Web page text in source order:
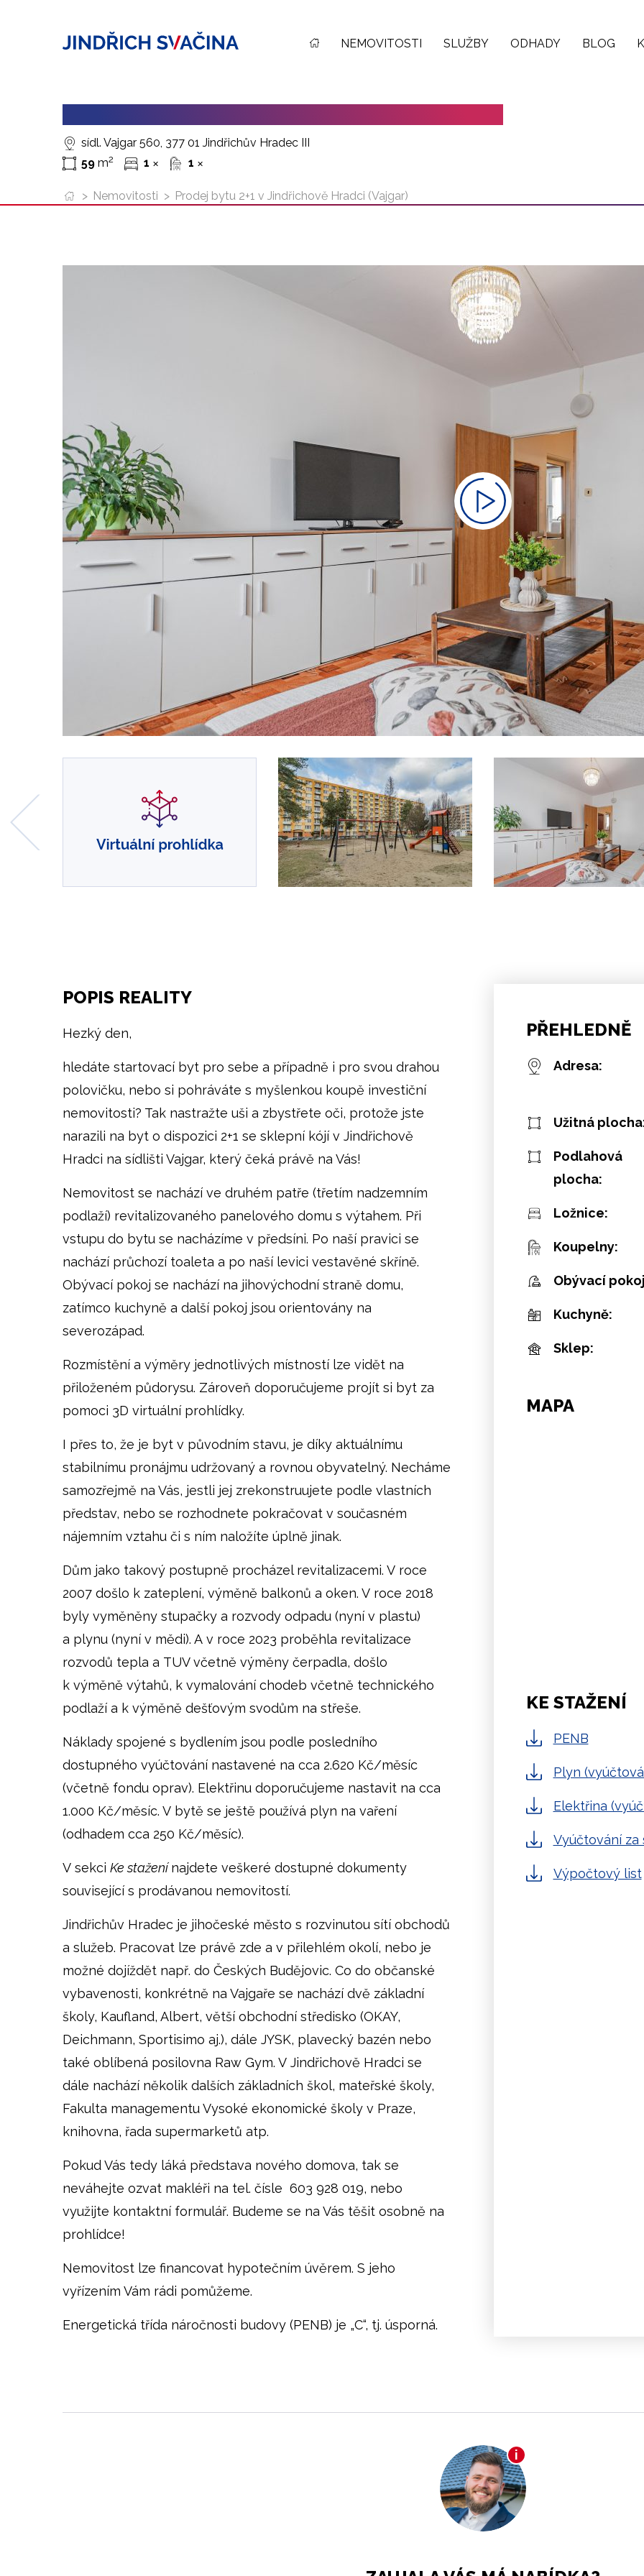
NEMOVITOSTI SLUŽBY ODHADY BLOG
sídl. Vajgar 560, 377 01 Jindřichův Hradec III
59 m2 1 ✕ 1 ✕
> Nemovitosti > Prodej bytu 2+1 v Jindřichově Hradci (Vajgar)
POPIS REALITY
Hezký den,
hledáte startovací byt pro sebe a případně i pro svou drahou
polovičku, nebo si pohráváte s myšlenkou koupě investiční
nemovitosti? Tak nastražte uši a zbystřete oči, protože jste
narazili na byt o dispozici 2+1 se sklepní kójí v Jindřichově
Hradci na sídlišti Vajgar, který čeká právě na Vás!
Nemovitost se nachází ve druhém patře (třetím nadzemním
podlaží) revitalizovaného panelového domu s výtahem. Při
vstupu do bytu se nacházíme v předsíni. Po naší pravici se
nachází průchozí toaleta a po naší levici vestavěné skříně.
Obývací pokoj se nachází na jihovýchodní straně domu,
zatímco kuchyně a další pokoj jsou orientovány na
severozápad.
Rozmístění a výměry jednotlivých místností lze vidět na
přiloženém půdorysu. Zároveň doporučujeme projít si byt za
pomoci 3D virtuální prohlídky.
I přes to, že je byt v původním stavu, je díky aktuálnímu
stabilnímu pronájmu udržovaný a rovnou obyvatelný. Necháme
samozřejmě na Vás, jestli jej zrekonstruujete podle vlastních
představ, nebo se rozhodnete pokračovat v současném
nájemním vztahu či s ním naložíte úplně jinak.
Dům jako takový postupně procházel revitalizacemi. V roce
2007 došlo k zateplení, výměně balkonů a oken. V roce 2018
byly vyměněny stupačky a rozvody odpadu (nyní v plastu)
a plynu (nyní v mědi). A v roce 2023 proběhla revitalizace
rozvodů tepla a TUV včetně výměny čerpadla, došlo
k výměně výtahů, k vymalování chodeb včetně technického
podlaží a k výměně dešťovým svodům na střeše.
Náklady spojené s bydlením jsou podle posledního
dostupného vyúčtování nastavené na cca 2.620 Kč/měsíc
(včetně fondu oprav). Elektřinu doporučujeme nastavit na cca
1.000 Kč/měsíc. V bytě se ještě používá plyn na vaření
(odhadem cca 250 Kč/měsíc).
V sekci Ke staženínajdete veškeré dostupné dokumenty
související s prodávanou nemovitostí.
Jindřichův Hradec je jihočeské město s rozvinutou sítí obchodů
a služeb. Pracovat lze právě zde a v přilehlém okolí, nebo je
možné dojíždět např. do Českých Budějovic. Co do občanské
vybavenosti, konkrétně na Vajgaře se nachází dvě základní
školy, Kaufland, Albert, větší obchodní středisko (OKAY,
Deichmann, Sportisimo aj.), dále JYSK, plavecký bazén nebo
také oblíbená posilovna Raw Gym. V Jindřichově Hradci se
dále nachází několik dalších základních škol, mateřské školy,
Fakulta managementu Vysoké ekonomické školy v Praze,
knihovna, řada supermarketů atp.
Pokud Vás tedy láká představa nového domova, tak se
neváhejte ozvat makléři na tel. čísle 603 928 019, nebo
využijte kontaktní formulář. Budeme se na Vás těšit osobně na
prohlídce!
Nemovitost lze financovat hypotečním úvěrem. S jeho
vyřízením Vám rádi pomůžeme.
Energetická třída náročnosti budovy (PENB) je „C“, tj. úsporná.
PŘEHLEDNĚ
Adresa:
Užitná
Podlahová
plocha:
Ložnice:
Koupelny:
Obývací
Kuchyně:
Sklep:
MAPA
KE STAŽENÍ
PENB
Plyn
Elektřina
Vyúčtování za
Výpočtový list